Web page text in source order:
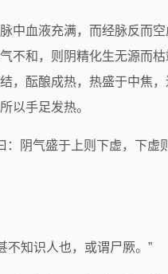
中血液充满，而经脉反而
不和，则阴精化生无源而
酝酿成热，热盛于中焦，
以手足发热。
阴气盛于上则下虚，下虚
不知识人也，或谓尸厥。”